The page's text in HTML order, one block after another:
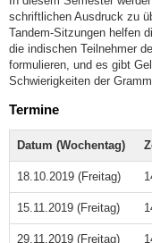
schriftlichen Ausdruck zu
Tandem-Sitzungen helfen
die indischen Teilnehmer
formulieren, und es gibt
Schwierigkeiten der
Termine
Datum (Wochentag)
18.10.2019 (Freitag)
15.11.2019 (Freitag)
29.11.2019 (Freitag)